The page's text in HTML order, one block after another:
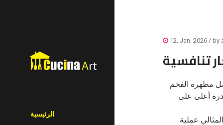
الرئيسية
12. Jan. 2026 / by
تنافسية
مظهره الفخم
أعلى على
عملية